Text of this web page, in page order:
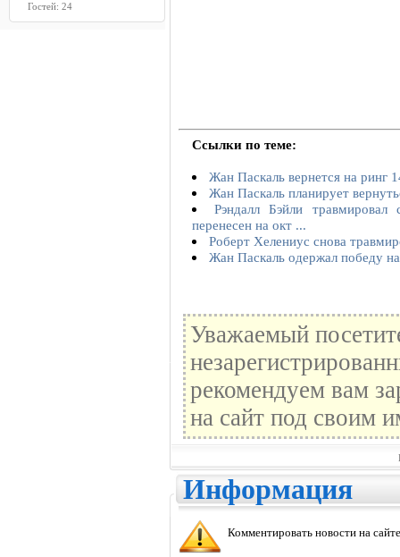
Гостей: 24
Ссылки по теме:
Жан Паскаль вернется на ринг
Жан Паскаль планирует
Рэндалл Бэйли
перенесен на окт ...
Роберт Хелениус снова
Жан Паскаль одержал победу
Уважаемый
рекомендуем вам
на сайт под своим
Информация
Комментировать новости на